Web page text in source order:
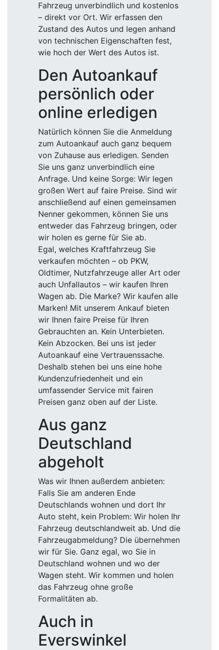
Fahrzeug unverbindlich und kostenlos
– direkt vor Ort. Wir erfassen den
Zustand des Autos und legen anhand
von technischen Eigenschaften fest,
wie hoch der Wert des Autos ist.
Den Autoankauf
persönlich oder
online erledigen
Natürlich können Sie die Anmeldung
zum Autoankauf auch ganz bequem
von Zuhause aus erledigen. Senden
Sie uns ganz unverbindlich eine
Anfrage. Und keine Sorge: Wir legen
großen Wert auf faire Preise. Sind wir
anschließend auf einen gemeinsamen
Nenner gekommen, können Sie uns
entweder das Fahrzeug bringen, oder
wir holen es gerne für Sie ab.
Egal, welches Kraftfahrzeug Sie
verkaufen möchten – ob PKW,
Oldtimer, Nutzfahrzeuge aller Art oder
auch Unfallautos – wir kaufen Ihren
Wagen ab. Die Marke? Wir kaufen alle
Marken! Mit unserem Ankauf bieten
wir Ihnen faire Preise für Ihren
Gebrauchten an. Kein Unterbieten.
Kein Abzocken. Bei uns ist jeder
Autoankauf eine Vertrauenssache.
Deshalb stehen bei uns eine hohe
Kundenzufriedenheit und ein
umfassender Service mit fairen
Preisen ganz oben auf der Liste.
Aus ganz
Deutschland
abgeholt
Was wir Ihnen außerdem anbieten:
Falls Sie am anderen Ende
Deutschlands wohnen und dort Ihr
Auto steht, kein Problem: Wir holen Ihr
Fahrzeug deutschlandweit ab. Und die
Fahrzeugabmeldung? Die übernehmen
wir für Sie. Ganz egal, wo Sie in
Deutschland wohnen und wo der
Wagen steht. Wir kommen und holen
das Fahrzeug ohne große
Formalitäten ab.
Auch in
Everswinkel